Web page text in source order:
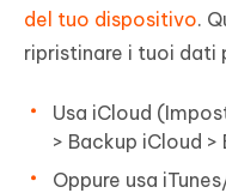
del tuo dispositivo.
ripristinare i tuoi dati
Usa iCloud
> Backup iCloud
Oppure usa